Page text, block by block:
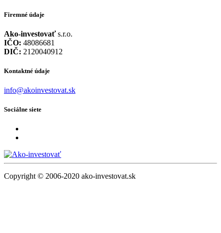
Firemné údaje
Ako-investovaťs.r.o.
IČO: 48086681
DIČ: 2120040912
Kontaktné údaje
info@akoinvestovat.sk
Sociálne siete
Copyright © 2006-2020 ako-investovat.sk